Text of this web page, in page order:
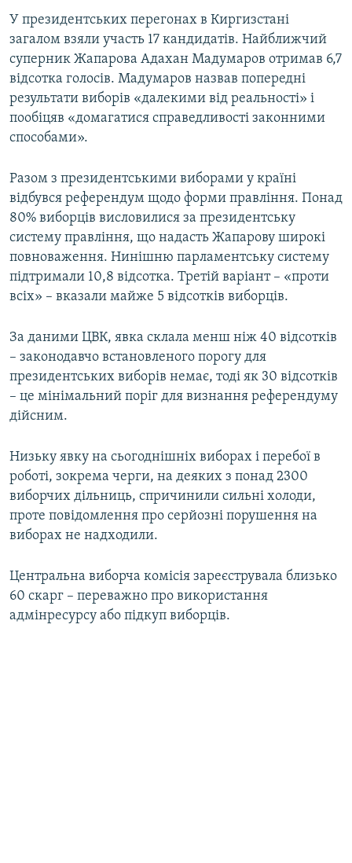
У президентських перегонах в Киргизстані
загалом взяли участь 17 кандидатів. Найближчий
суперник Жапарова Адахан Мадумаров отримав 6,7
відсотка голосів. Мадумаров назвав попередні
результати виборів «далекими від реальності» і
пообіцяв «домагатися справедливості законними
способами».
Разом з президентськими виборами у країні
відбувся референдум щодо форми правління. Понад
80% виборців висловилися за президентську
систему правління, що надасть Жапарову широкі
повноваження. Нинішню парламентську систему
підтримали 10,8 відсотка. Третій варіант – «проти
всіх» – вказали майже 5 відсотків виборців.
За даними ЦВК, явка склала менш ніж 40 відсотків
– законодавчо встановленого порогу для
президентських виборів немає, тоді як 30 відсотків
– це мінімальний поріг для визнання референдуму
дійсним.
Низьку явку на сьогоднішніх виборах і перебої в
роботі, зокрема черги, на деяких з понад 2300
виборчих дільниць, спричинили сильні холоди,
проте повідомлення про серйозні порушення на
виборах не надходили.
Центральна виборча комісія зареєструвала близько
60 скарг – переважно про використання
адмінресурсу або підкуп виборців.